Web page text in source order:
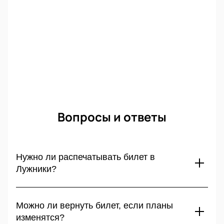
Вопросы и ответы
Нужно ли распечатывать билет в
Лужники?
показать электронный билет на экране смартфона.
Сканеры на стадионе в Москве считывают код 2 августа
Можно ли вернуть билет, если планы
изменятся?